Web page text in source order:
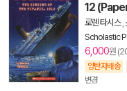
12
로렌 타시스,
Scholastic
6,000원
양탄자배송
변경